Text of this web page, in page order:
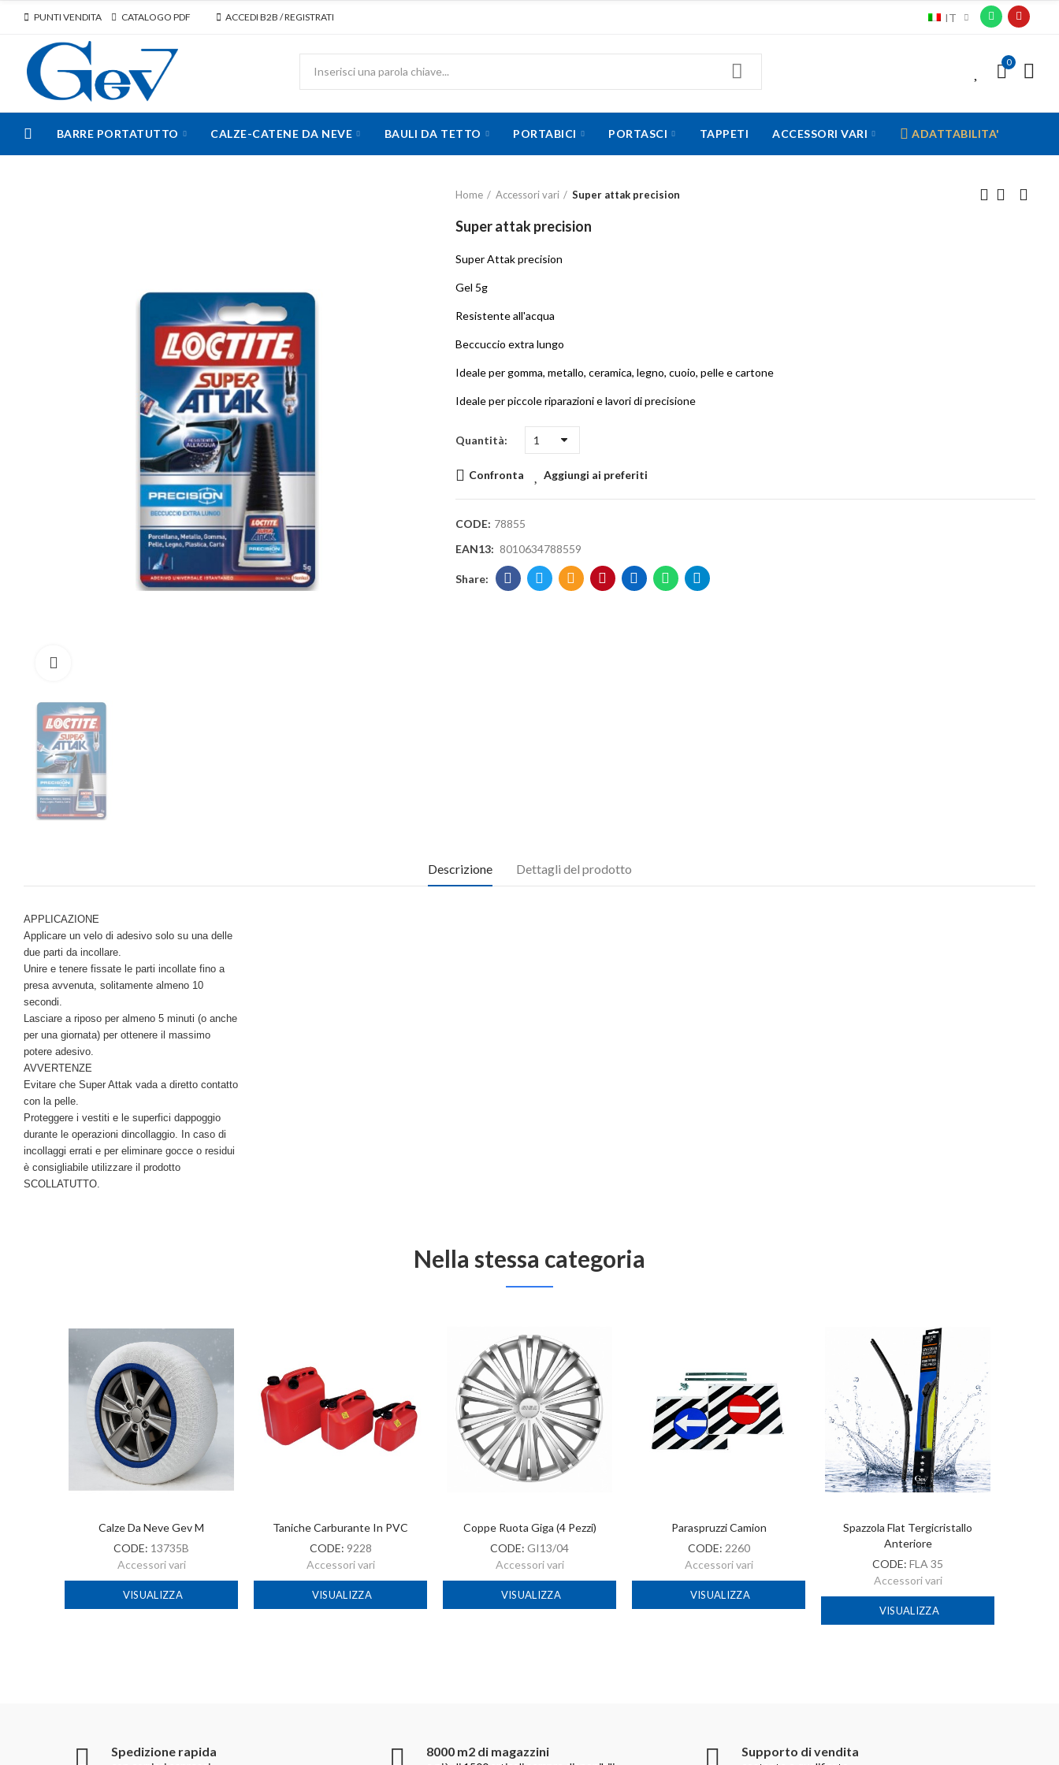
PUNTI VENDITA CATALOGO PDF ACCEDI B2B / REGISTRATI IT
0
BARRE PORTATUTTO CALZE-CATENE DA NEVE BAULI DA TETTO PORTABICI PORTASCI TAPPETI ACCESSORI VARI ADATTABILITA'
Home Accessori vari Super attak precision
Super attak precision
Super Attak precision
Gel 5g
Resistente all'acqua
Beccuccio extra lungo
Ideale per gomma, metallo, ceramica, legno, cuoio, pelle e cartone
Ideale per piccole riparazioni e lavori di precisione
Quantità
Confronta Aggiungi ai preferiti
CODE: 78855
EAN13: 8010634788559
Descrizione Dettagli del prodotto
APPLICAZIONE
Applicare un velo di adesivo solo su una delle
due parti da incollare.
Unire e tenere fissate le parti incollate fino a
presa avvenuta, solitamente almeno 10
secondi.
Lasciare a riposo per almeno 5 minuti (o anche
per una giornata) per ottenere il massimo
potere adesivo.
AVVERTENZE
Evitare che Super Attak vada a diretto contatto
con la pelle.
Proteggere i vestiti e le superfici dappoggio
durante le operazioni dincollaggio. In caso di
incollaggi errati e per eliminare gocce o residui
è consigliabile utilizzare il prodotto
SCOLLATUTTO.
Nella stessa categoria
Calze Da Neve Gev M
CODE: 13735B
Accessori vari
VISUALIZZA
Taniche Carburante In PVC
CODE: 9228
Accessori vari
VISUALIZZA
Coppe Ruota Giga (4 Pezzi)
CODE: GI13/04
Accessori vari
VISUALIZZA
Paraspruzzi Camion
CODE: 2260
Accessori vari
VISUALIZZA
Spazzola Flat Tergicristallo
Anteriore
CODE: FLA 35
Accessori vari
VISUALIZZA
Spedizione rapida 8000 m2 di magazzini Supporto di vendita